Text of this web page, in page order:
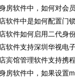
房软件中，如何对会
软件中是如何配置门
软件如何启用二代身
软件支持深圳华视电
司龙华分公司生产的身
宾馆管理软件支持携
？
房软件中，如果设置